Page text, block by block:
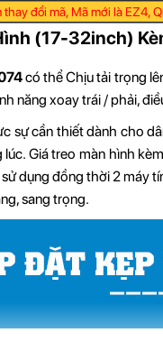
đổi mã, Mã mới là EZ4,
(17-32inch)
có thể Chịu tải trọng
năng xoay trái / phải,
sự cần thiết dành cho
lúc. Giá treo màn hình
dụng đồng thời 2 máy
sang trọng.